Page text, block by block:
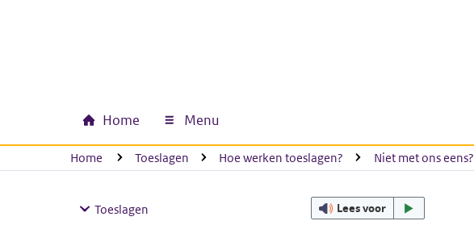
Hoofdnavigatie
Home Menu
U bevindt zich hier:
Home Toeslagen Hoe werken toeslagen? Niet met ons eens?
Toeslagen
Lees voor